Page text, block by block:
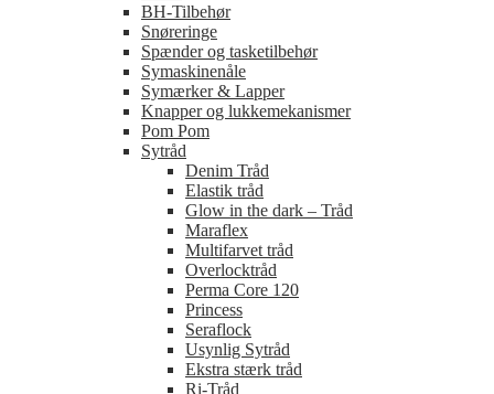
BH-Tilbehør
Snøreringe
Spænder og tasketilbehør
Symaskinenåle
Symærker & Lapper
Knapper og lukkemekanismer
Pom Pom
Sytråd
Denim Tråd
Elastik tråd
Glow in the dark – Tråd
Maraflex
Multifarvet tråd
Overlocktråd
Perma Core 120
Princess
Seraflock
Usynlig Sytråd
Ekstra stærk tråd
Ri-Tråd